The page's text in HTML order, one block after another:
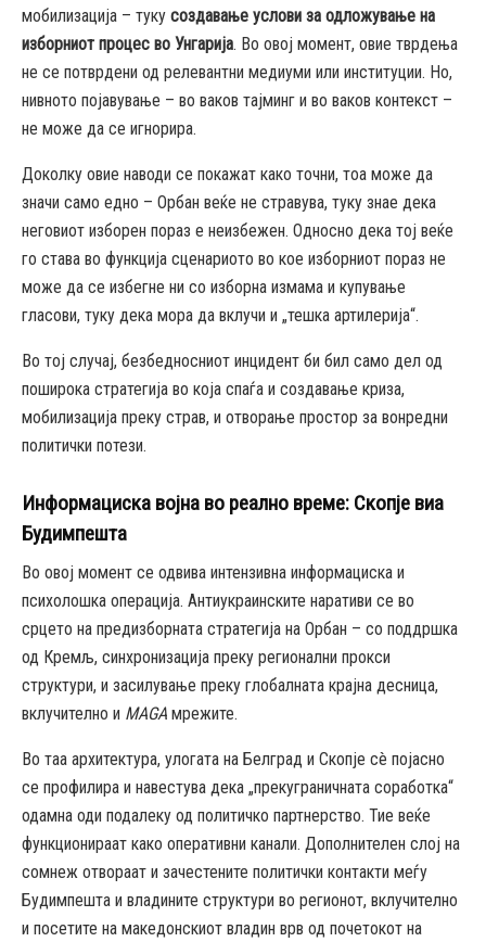
мобилизација – туку создавање услови за одложување на
изборниот процес во Унгарија. Во овој момент, овие тврдења
не се потврдени од релевантни медиуми или институции. Но,
нивното појавување – во ваков тајминг и во ваков контекст –
не може да се игнорира.
Доколку овие наводи се покажат како точни, тоа може да
значи само едно – Орбан веќе не стравува, туку знае дека
неговиот изборен пораз е неизбежен. Односно дека тој веќе
го става во функција сценариото во кое изборниот пораз не
може да се избегне ни со изборна измама и купување
гласови, туку дека мора да вклучи и „тешка артилерија“.
Во тој случај, безбедносниот инцидент би бил само дел од
поширока стратегија во која спаѓа и создавање криза,
мобилизација преку страв, и отворање простор за вонредни
политички потези.
Информациска војна во реално време: Скопје виа
Будимпешта
Во овој момент се одвива интензивна информациска и
психолошка операција. Антиукраинските наративи се во
срцето на предизборната стратегија на Орбан – со поддршка
од Кремљ, синхронизација преку регионални прокси
структури, и засилување преку глобалната крајна десница,
вклучително и MAGA мрежите.
Во таа архитектура, улогата на Белград и Скопје сè појасно
се профилира и навестува дека „прекуграничната соработка“
одамна оди подалеку од политичко партнерство. Тие веќе
функционираат како оперативни канали. Дополнителен слој на
сомнеж отвораат и зачестените политички контакти меѓу
Будимпешта и владините структури во регионот, вклучително
и посетите на македонскиот владин врв од почетокот на